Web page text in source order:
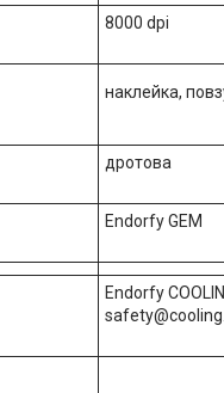
8000 dpi
наклейка,
дротова
Endorfy GEM
Endorfy